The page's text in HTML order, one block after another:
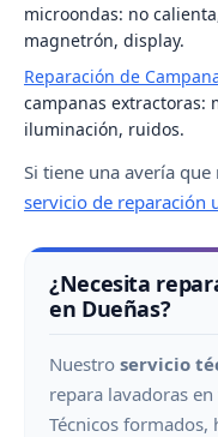
microondas: no
magnetrón, display.
Reparación de
campanas extractoras:
iluminación, ruidos.
Si tiene una avería
servicio de reparación
¿Necesita
en Dueñas?
Nuestro servicio
repara lavadoras
Técnicos formados,